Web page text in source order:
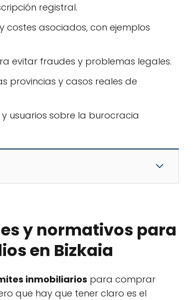
registral.
costes asociados, con ejemplos
evitar fraudes y problemas legales.
provincias y casos reales de
usuarios sobre la burocracia
y normativos para
en Bizkaia
inmobiliarios para comprar
que hay que tener claro es el